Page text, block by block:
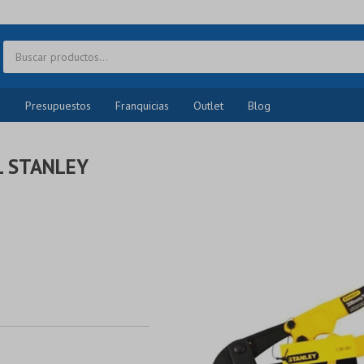
Presupuestos Franquicias Outlet Blog
STANLEY